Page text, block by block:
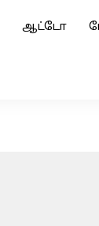
ஆட்டோ